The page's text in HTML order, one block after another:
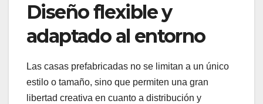
Diseño flexible y
adaptado al entorno
Las casas prefabricadas no se limitan a un único
estilo o tamaño, sino que permiten una gran
libertad creativa en cuanto a distribución y